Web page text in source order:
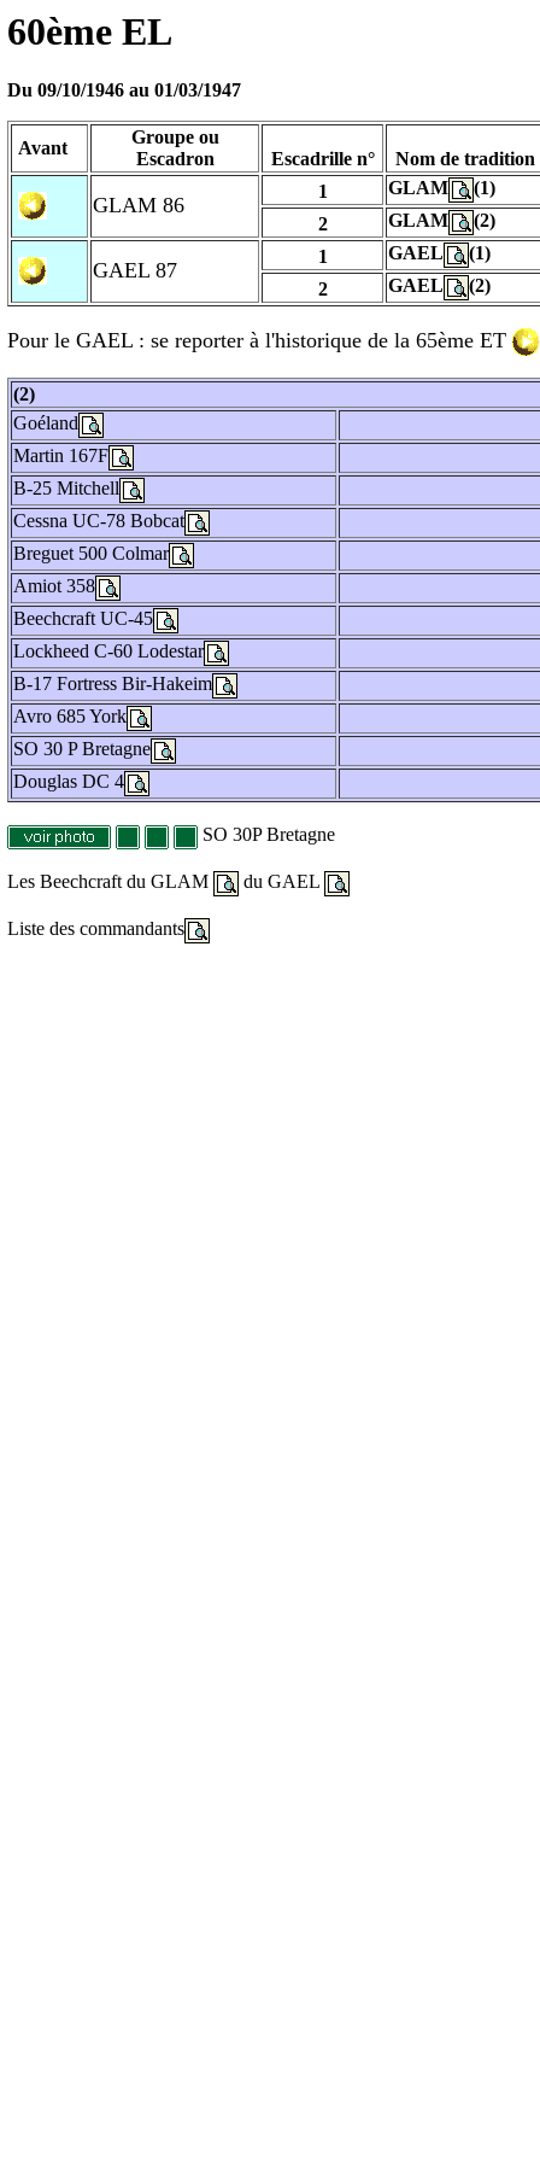
60ème EL
Du 09/10/1946 au 01/03/1947
Avant
Groupe ou
Escadron
Escadrille n° Nom de tradition
GLAM 86
1 GLAM
(1)
2
GLAM (2)
GAEL 87
1 GAEL
(1)
2
GAEL (2)
Pour le GAEL : se reporter à l'historique de la 65ème ET
(2)
Goéland
Martin 167F
B-25 Mitchell
Cessna UC-78 Bobcat
Breguet 500 Colmar
Amiot 358
Beechcraft UC-45
Lockheed C-60 Lodestar
B-17 Fortress Bir-Hakeim
Avro 685 York
SO 30 P Bretagne
Douglas DC 4
SO 30P Bretagne
Les Beechcraft du GLAM du GAEL
Liste des commandants